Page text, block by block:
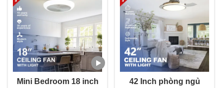
Mini Bedroom 18 inch
42 Inch phòng ngủ